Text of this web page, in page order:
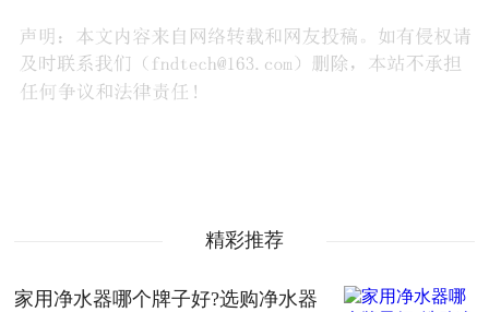
精彩推荐
家用净水器哪个牌子好?选购净水器